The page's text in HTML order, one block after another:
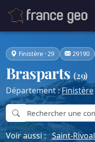
Finistère · 29 29190
Brasparts (29)
Département :Finistère
Voir aussi :Saint-Rivoal